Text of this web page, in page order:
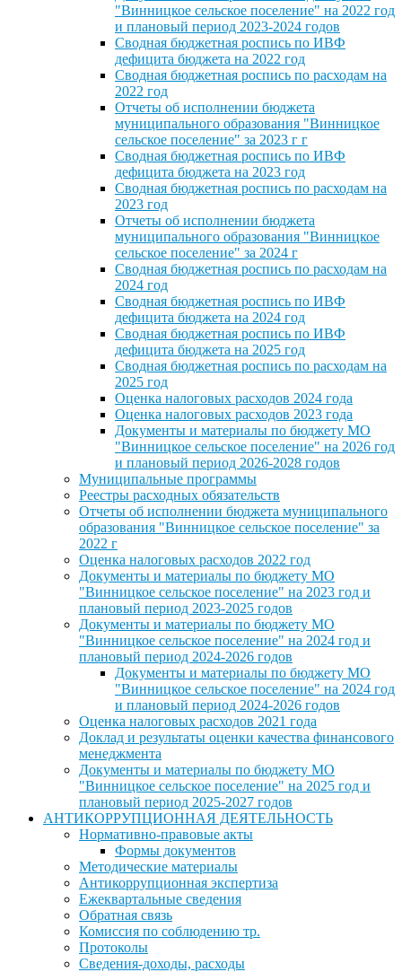
"Винницкое сельское поселение" на 2022 год
и плановый период 2023-2024 годов
Сводная бюджетная роспись по ИВФ
дефицита бюджета на 2022 год
Сводная бюджетная роспись по расходам на
2022 год
Отчеты об исполнении бюджета
муниципального образования "Винницкое
сельское поселение" за 2023 г г
Сводная бюджетная роспись по ИВФ
дефицита бюджета на 2023 год
Сводная бюджетная роспись по расходам на
2023 год
Отчеты об исполнении бюджета
муниципального образования "Винницкое
сельское поселение" за 2024 г
Сводная бюджетная роспись по расходам на
2024 год
Сводная бюджетная роспись по ИВФ
дефицита бюджета на 2024 год
Сводная бюджетная роспись по ИВФ
дефицита бюджета на 2025 год
Сводная бюджетная роспись по расходам на
2025 год
Оценка налоговых расходов 2024 года
Оценка налоговых расходов 2023 года
Документы и материалы по бюджету МО
"Винницкое сельское поселение" на 2026 год
и плановый период 2026-2028 годов
Муниципальные программы
Реестры расходных обязательств
Отчеты об исполнении бюджета муниципального
образования "Винницкое сельское поселение" за
2022 г
Оценка налоговых расходов 2022 год
Документы и материалы по бюджету МО
"Винницкое сельское поселение" на 2023 год и
плановый период 2023-2025 годов
Документы и материалы по бюджету МО
"Винницкое сельское поселение" на 2024 год и
плановый период 2024-2026 годов
Документы и материалы по бюджету МО
"Винницкое сельское поселение" на 2024 год
и плановый период 2024-2026 годов
Оценка налоговых расходов 2021 года
Доклад и результаты оценки качества финансового
менеджмента
Документы и материалы по бюджету МО
"Винницкое сельское поселение" на 2025 год и
плановый период 2025-2027 годов
АНТИКОРРУПЦИОННАЯ ДЕЯТЕЛЬНОСТЬ
Нормативно-правовые акты
Формы документов
Методические материалы
Антикоррупционная экспертиза
Ежеквартальные сведения
Обратная связь
Комиссия по соблюдению тр.
Протоколы
Сведения-доходы, расходы